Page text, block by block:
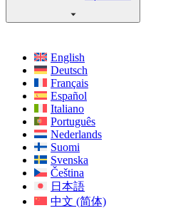
English
Deutsch
Français
Español
Italiano
Português
Nederlands
Suomi
Svenska
Čeština
日本語
中文 (简体)